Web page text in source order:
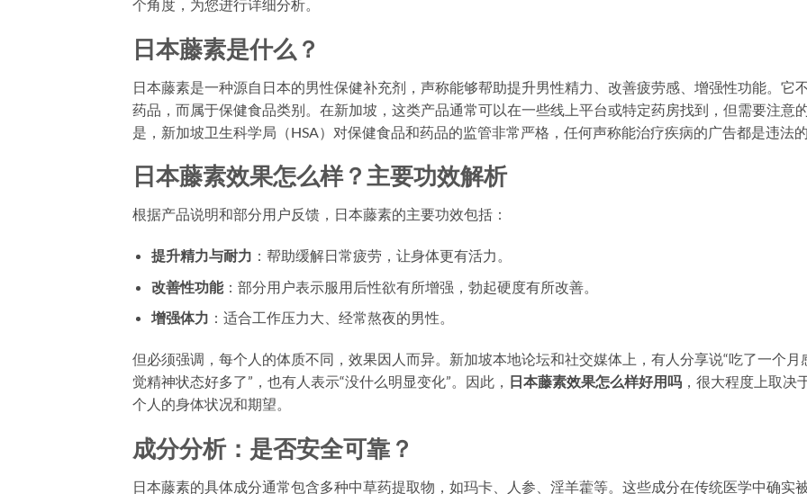
个角度，为您进行详细分析。
日本藤素是什么？
日本藤素是一种源自日本的男性保健补充剂，声称能够帮助提升男性精力、改善疲劳感、增强性功能。它
药品，而属于保健食品类别。在新加坡，这类产品通常可以在一些线上平台或特定药房找到，但需要注意
是，新加坡卫生科学局（HSA）对保健食品和药品的监管非常严格，任何声称能治疗疾病的广告都是违法的
日本藤素效果怎么样？主要功效解析
根据产品说明和部分用户反馈，日本藤素的主要功效包括：
提升精力与耐力 ：帮助缓解日常疲劳，让身体更有活力。
改善性功能：部分用户表示服用后性欲有所增强，勃起硬度有所改善。
增强体力 ：适合工作压力大、经常熬夜的男性。
但必须强调，每个人的体质不同，效果因人而异。新加坡本地论坛和社交媒体上，有人分享说“吃了一个月
觉精神状态好多了”，也有人表示“没什么明显变化”。因此， 日本藤素效果怎么样好用吗 ，很大程度上取决
个人的身体状况和期望。
成分分析：是否安全可靠？
日本藤素的具体成分通常包含多种中草药提取物，如玛卡、人参、淫羊藿等。这些成分在传统医学中确实